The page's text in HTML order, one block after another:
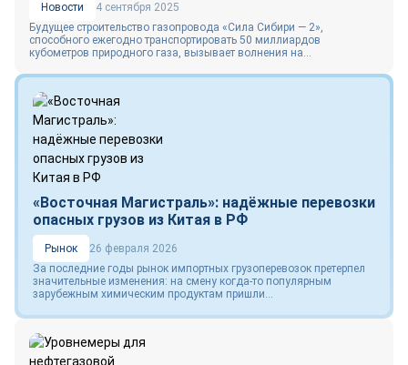
Новости
4 сентября 2025
Будущее строительство газопровода «Сила Сибири — 2»,
способного ежегодно транспортировать 50 миллиардов
кубометров природного газа, вызывает волнения на...
«Восточная Магистраль»: надёжные перевозки
опасных грузов из Китая в РФ
Рынок
26 февраля 2026
За последние годы рынок импортных грузоперевозок претерпел
значительные изменения: на смену когда-то популярным
зарубежным химическим продуктам пришли...